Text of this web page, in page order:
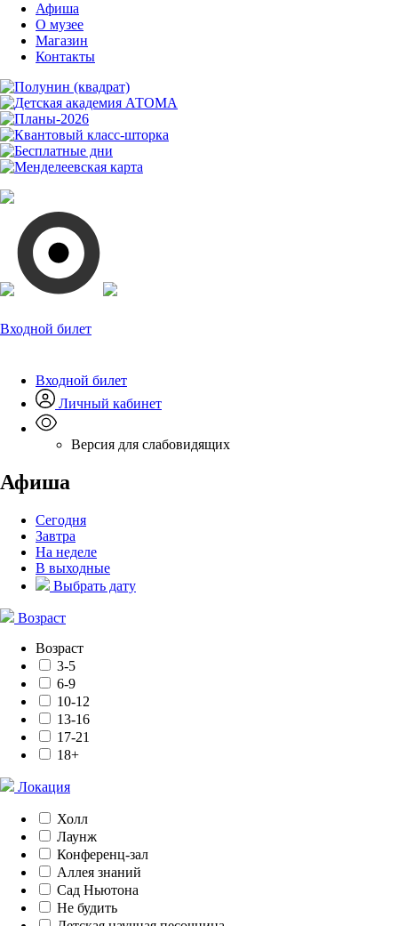
Афиша
О музее
Магазин
Контакты
Входной билет
Входной билет
Личный кабинет
Версия для слабовидящих
Афиша
Сегодня
Завтра
На неделе
В выходные
Выбрать дату
Возраст
Возраст
3-5
6-9
10-12
13-16
17-21
18+
Локация
Холл
Лаунж
Конференц-зал
Аллея знаний
Сад Ньютона
Не будить